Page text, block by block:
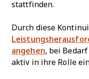
stattfinden.
Durch diese
angehen, bei
aktiv in ihre Rolle